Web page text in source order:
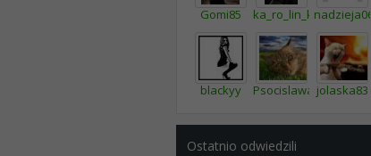
Gomi85 ka_ro_lin_kanadzieja06
blackyy Psocislawa jolaska83
Ostatnio odwiedzili